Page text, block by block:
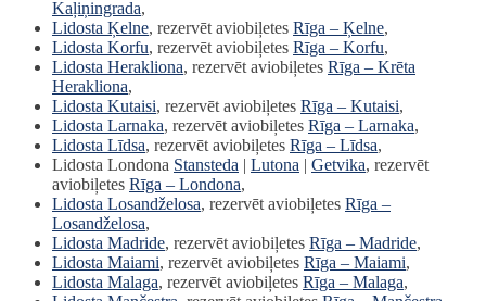
Kaļiņingrada,
Lidosta Ķelne, rezervēt aviobiļetes Rīga – Ķelne,
Lidosta Korfu, rezervēt aviobiļetes Rīga – Korfu,
Lidosta Herakliona, rezervēt aviobiļetes Rīga – Krēta
Herakliona,
Lidosta Kutaisi, rezervēt aviobiļetes Rīga – Kutaisi,
Lidosta Larnaka, rezervēt aviobiļetes Rīga – Larnaka,
Lidosta Līdsa, rezervēt aviobiļetes Rīga – Līdsa,
Lidosta Londona Stansteda Lutona Getvika, rezervēt
aviobiļetes Rīga – Londona,
Lidosta Losandželosa, rezervēt aviobiļetes Rīga –
Losandželosa,
Lidosta Madride, rezervēt aviobiļetes Rīga – Madride,
Lidosta Maiami, rezervēt aviobiļetes Rīga – Maiami,
Lidosta Malaga, rezervēt aviobiļetes Rīga – Malaga,